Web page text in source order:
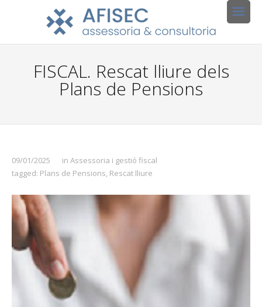
FISCAL. Rescat lliure dels
Plans de Pensions
09/01/2025 in Assessoria i gestió fiscal
tagged: Plans de Pensions, Rescat lliure